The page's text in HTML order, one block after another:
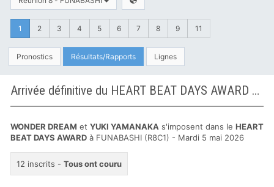
1 2 3 4 5 6 7 8 9 11
Pronostics Résultats/Rapports Lignes
Arrivée définitive du HEART BEAT DAYS AWARD à FUNABASHI
WONDER DREAM et YUKI YAMANAKA s'imposent dans le HEART
BEAT DAYS AWARD à FUNABASHI (R8C1) - Mardi 5 mai 2026
12 inscrits - Tous ont couru